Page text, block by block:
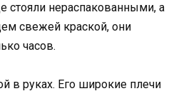
стояли нераспакованными, а
свежей краской, они
часов.
в руках. Его широкие плечи